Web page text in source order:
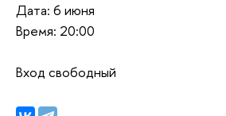
Дата: 6 июня
Время: 20:00
Вход свободный